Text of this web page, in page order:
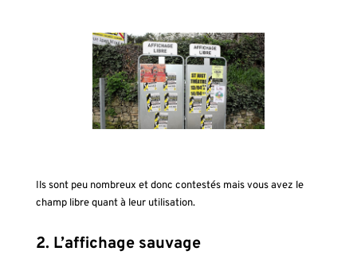
Ils sont peu nombreux et donc contestés mais vous avez le
champ libre quant à leur utilisation.
2. L’affichage sauvage